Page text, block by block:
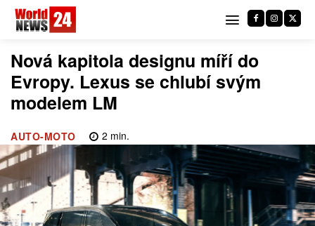
Nová kapitola designu míří do
Evropy. Lexus se chlubí svým
modelem LM
AUTO-MOTO 2 min.